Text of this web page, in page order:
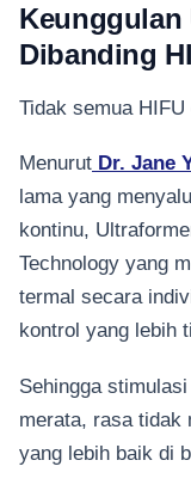
Keunggulan
Dibanding
Tidak semua
Menurut Dr. Jane
lama yang
kontinu,
Technology yang
termal secara
kontrol yang lebih
Sehingga
merata, rasa tidak
yang lebih baik di